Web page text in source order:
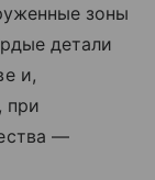
зоны
детали
и,
при
—